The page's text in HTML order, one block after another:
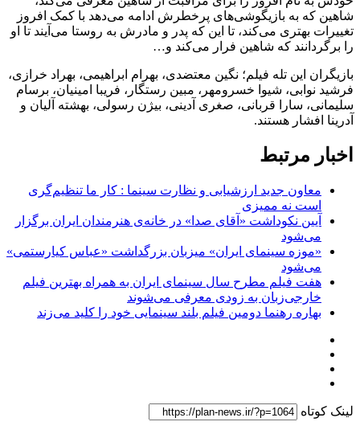
شاهین که به بازیگوشی‌های پرخطرش ادامه می‌دهد با کمک افروز
تغییرات بهتری می‌کند، تا این که پدر و مادرش به روستا می‌آیند تا او
را برگردانند که شاهین فرار می‌کند و…
بازیگران این تله فیلم؛ نگین معتضدی، بهرام ابراهیمی، بهراد خرازی،
فرشید نوابی، شیوا خسرومهر، مبین رستگار، فریبا امینیان، برسام
سلیمانی، سارا قربانی، صغری آدینی، بیژن رسولی، بهشته آلیان و
آدرینا افشار هستند.
اخبار مرتبط
معاون جدید ارزشیابی و نظارت سینما : کار ما تنظیم‌گری
است نه ممیزی
آیین نکوداشت «آقای صدا» در خانه‌ی هنرمندان ایران برگزار
می‌شود
«موزه سینمای ایران» میزبان بزرگداشت «عباس کیارستمی»
می‌شود
هفت فیلم مطرح سال سینمای ایران به همراه بهترین فیلم
خارجی‌زبان به زودی معرفی می‌شوند
بهاره رهنما دومین فیلم بلند سینمایی خود را کلید می‌زند
لینک کوتاه